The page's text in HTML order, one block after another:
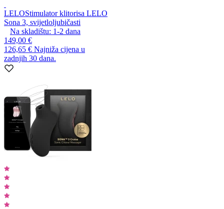
LELOStimulator klitorisa LELO
Sona 3, svijetloljubičasti
Na skladištu: 1-2 dana
149,00 €
126,65 € Najniža cijena u
zadnjih 30 dana.